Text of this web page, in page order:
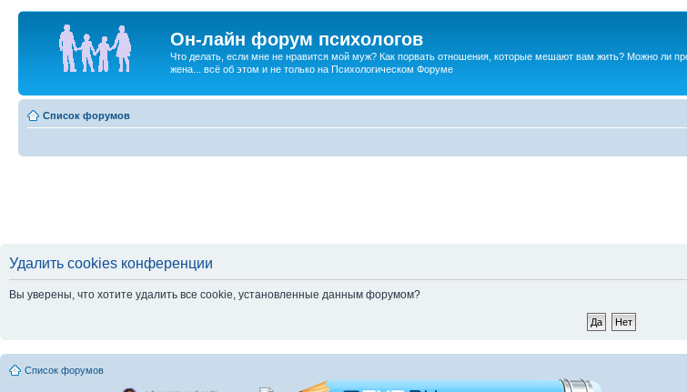
Он-лайн форум психологов
Что делать, если мне не нравится мой муж? Как порвать отношения, которые мешают вам жить? Можно ли
жена... всё об этом и не только на Психологическом Форуме
Список форумов
Удалить cookies конференции
Вы уверены, что хотите удалить все cookie, установленные данным форумом?
Список форумов